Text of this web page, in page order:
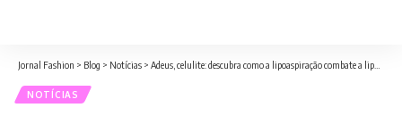
Jornal Fashion > Blog > Notícias > Adeus, celulite: descubra como a lipoaspiração combate a lipodistrofia ginóide
NOTÍCIAS